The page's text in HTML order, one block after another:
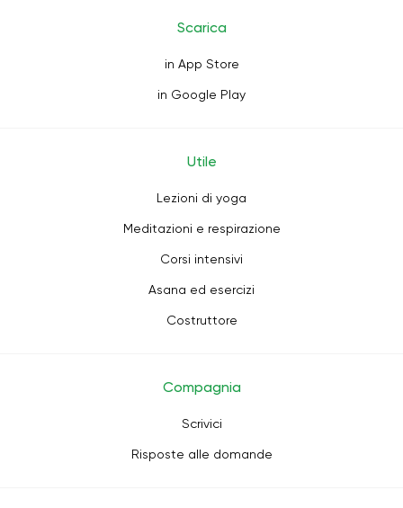
Scarica
in App Store
in Google Play
Utile
Lezioni di yoga
Meditazioni e respirazione
Corsi intensivi
Asana ed esercizi
Costruttore
Compagnia
Scrivici
Risposte alle domande